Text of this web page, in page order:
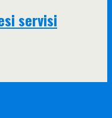
servisi